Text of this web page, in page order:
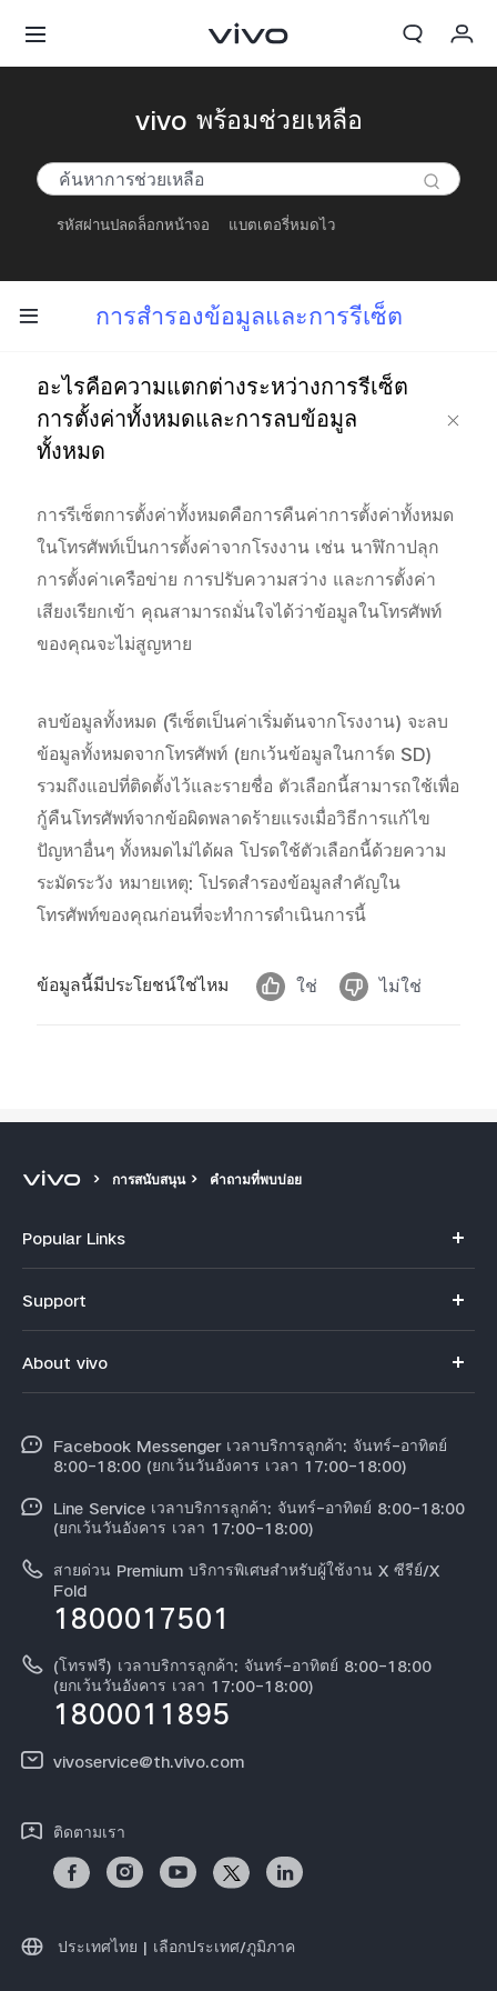
ประเทศไทย | เลือกประเทศ/ภูมิภาค
ลงชื่อเข้าใช้/ลงทะเบียน
vivo พร้อมช่วยเหลือ
รหัสผ่านปลดล็อกหน้าจอ แบตเตอรี่หมดไว
การสำรองข้อมูลและการรีเซ็ต
อะไรคือความแตกต่างระหว่างการรีเซ็ต
การตั้งค่าทั้งหมดและการลบข้อมูล
ทั้งหมด
การรีเซ็ตการตั้งค่าทั้งหมดคือการคืนค่าการตั้งค่าทั้งหมด
ในโทรศัพท์เป็นการตั้งค่าจากโรงงาน เช่น นาฬิกาปลุก
การตั้งค่าเครือข่าย การปรับความสว่าง และการตั้งค่า
เสียงเรียกเข้า คุณสามารถมั่นใจได้ว่าข้อมูลในโทรศัพท์
ของคุณจะไม่สูญหาย
ลบข้อมูลทั้งหมด (รีเซ็ตเป็นค่าเริ่มต้นจากโรงงาน) จะลบ
ข้อมูลทั้งหมดจากโทรศัพท์ (ยกเว้นข้อมูลในการ์ด SD)
รวมถึงแอปที่ติดตั้งไว้และรายชื่อ ตัวเลือกนี้สามารถใช้เพื่อ
กู้คืนโทรศัพท์จากข้อผิดพลาดร้ายแรงเมื่อวิธีการแก้ไข
ปัญหาอื่นๆ ทั้งหมดไม่ได้ผล โปรดใช้ตัวเลือกนี้ด้วยความ
ระมัดระวัง หมายเหตุ:โปรดสำรองข้อมูลสำคัญใน
โทรศัพท์ของคุณก่อนที่จะทำการดำเนินการนี้
ข้อมูลนี้มีประโยชน์ใช่ไหม ใช่ ไม่ใช่
การสนับสนุน คำถามที่พบบ่อย
Popular Links
X300
Y31 5G
Support
Funtouch OS
สอบถามเกี่ยวกับราคาอะไหล่
การตรวจยืนยันหมายเลข IMEI
คำแนะนำเกี่ยวกับบัตรรับประกันของ vivo
ดาวน์โหลด LUTs สำหรับการคืนค่า Log
About vivo
ข้อมูลข่าว
สมัครงานที่ vivo
ข้อกฏหมาย
เกี่ยวกับเรา
ศูนย์ความเป็นส่วนตัวของวีโว่
ความยั่งยืน
Facebook Messenger เวลาบริการลูกค้า: จันทร์-อาทิตย์
8:00-18:00 (ยกเว้นวันอังคาร เวลา 17:00-18:00)
Line Service เวลาบริการลูกค้า: จันทร์-อาทิตย์ 8:00-18:00
(ยกเว้นวันอังคาร เวลา 17:00-18:00)
สายด่วน Premium บริการพิเศษสำหรับผู้ใช้งาน X ซีรีย์/X
Fold
1800017501
(โทรฟรี) เวลาบริการลูกค้า: จันทร์-อาทิตย์ 8:00-18:00
(ยกเว้นวันอังคาร เวลา 17:00-18:00)
1800011895
vivoservice@th.vivo.com
ติดตามเรา
ประเทศไทย | เลือกประเทศ/ภูมิภาค